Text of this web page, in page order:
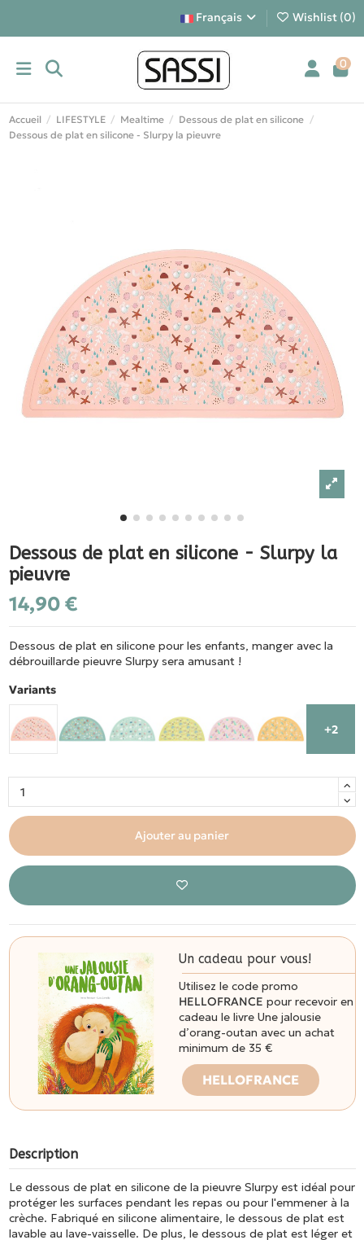
Français Wishlist (0)
0
Accueil LIFESTYLE Mealtime
Dessous de plat en silicone
Dessous de plat en silicone - Slurpy la pieuvre
Dessous de plat en silicone - Slurpy la
pieuvre
14,90 €
Dessous de plat en silicone pour les enfants, manger avec la
débrouillarde pieuvre Slurpy sera amusant !
Variants
+2
Ajouter au panier
Un cadeau pour vous!
Utilisez le code promo
HELLOFRANCE pour recevoir en
cadeau le livre Une jalousie
d’orang-outan avec un achat
minimum de 35 €
HELLOFRANCE
Description
Le dessous de plat en silicone de la pieuvre Slurpy est idéal pour
protéger les surfaces pendant les repas ou pour l'emmener à la
crèche. Fabriqué en silicone alimentaire, le dessous de plat est
lavable au lave-vaisselle. De plus, le dessous de plat est léger et